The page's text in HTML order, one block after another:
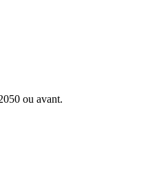
ou avant.